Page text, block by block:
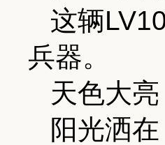
这辆
兵器。
天色大
阳光洒